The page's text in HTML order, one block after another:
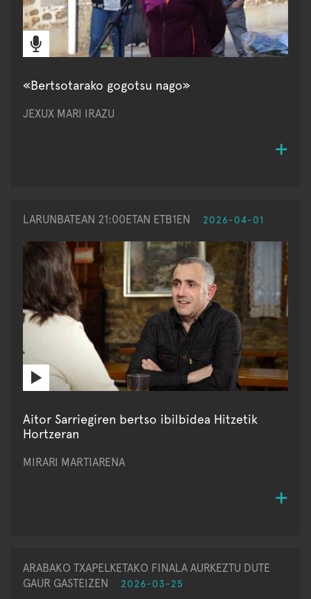
«Bertsotarako gogotsu nago»
JEXUX MARI IRAZU
LARUNBATEAN 21:00ETAN ETB1EN 2026-04-01
Aitor Sarriegiren bertso ibilbidea Hitzetik
Hortzeran
MIRARI MARTIARENA
ARABAKO TXAPELKETAKO FINALA AURKEZTU DUTE
GAUR GASTEIZEN
2026-03-25